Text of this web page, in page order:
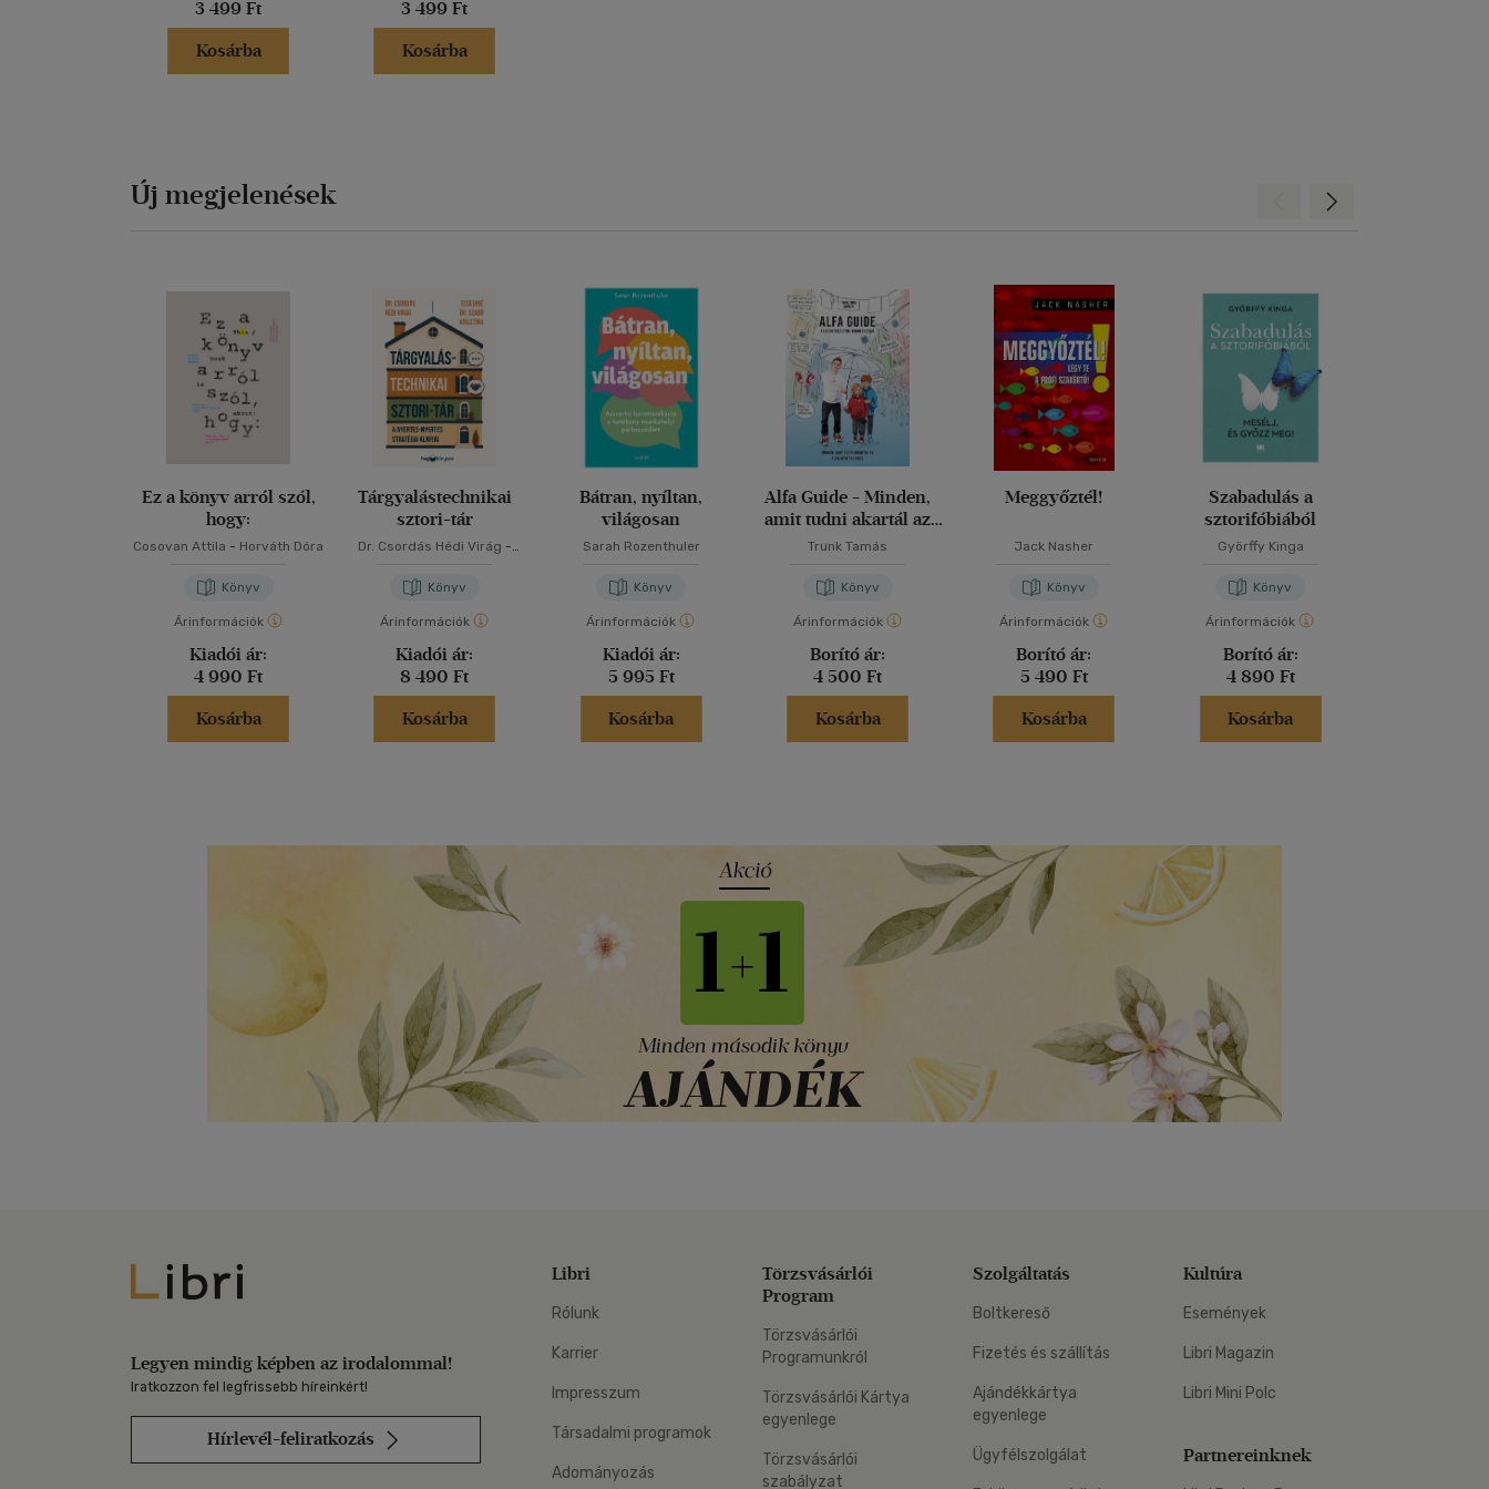
3 499 Ft
Kosárba
3 499 Ft
Kosárba
Új megjelenések
Ez a könyv arról szól,
hogy:
Cosovan Attila - Horváth Dóra
Könyv
Árinformációk
Kiadói ár:
4 990 Ft
Kosárba
Tárgyalástechnikai
sztori-tár
Dr. Csordás Hédi Virág -
Könyv
Árinformációk
Kiadói ár:
8 490 Ft
Kosárba
Bátran, nyíltan,
világosan
Sarah Rozenthuler
Könyv
Árinformációk
Kiadói ár:
5 995 Ft
Kosárba
Alfa Guide - Minden,
amit tudni akartál az
alfa generációról
Trunk Tamás
Könyv
Árinformációk
Borító ár:
4 500 Ft
Kosárba
Meggyőztél!
Jack Nasher
Könyv
Árinformációk
Borító ár:
5 490 Ft
Kosárba
Szabadulás a
sztorifóbiából
Györffy Kinga
Könyv
Árinformációk
Borító ár:
4 890 Ft
Kosárba
Előre
Libri
Legyen mindig képben az irodalommal!
Iratkozzon fel legfrissebb híreinkért!
Hírlevél-feliratkozás
Libri
Rólunk
Karrier
Impresszum
Társadalmi programok
Adományozás
Törzsvásárlói
Program
Törzsvásárlói
Programunkról
Törzsvásárlói Kártya
egyenlege
Törzsvásárlói
szabályzat
Szolgáltatás
Boltkereső
Fizetés és szállítás
Ajándékkártya
egyenlege
Ügyfélszolgálat
Kultúra
Események
Libri Magazin
Libri Mini Polc
Partnereinknek